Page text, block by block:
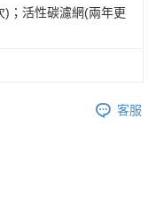
)；活性碳濾網(兩年更
客服